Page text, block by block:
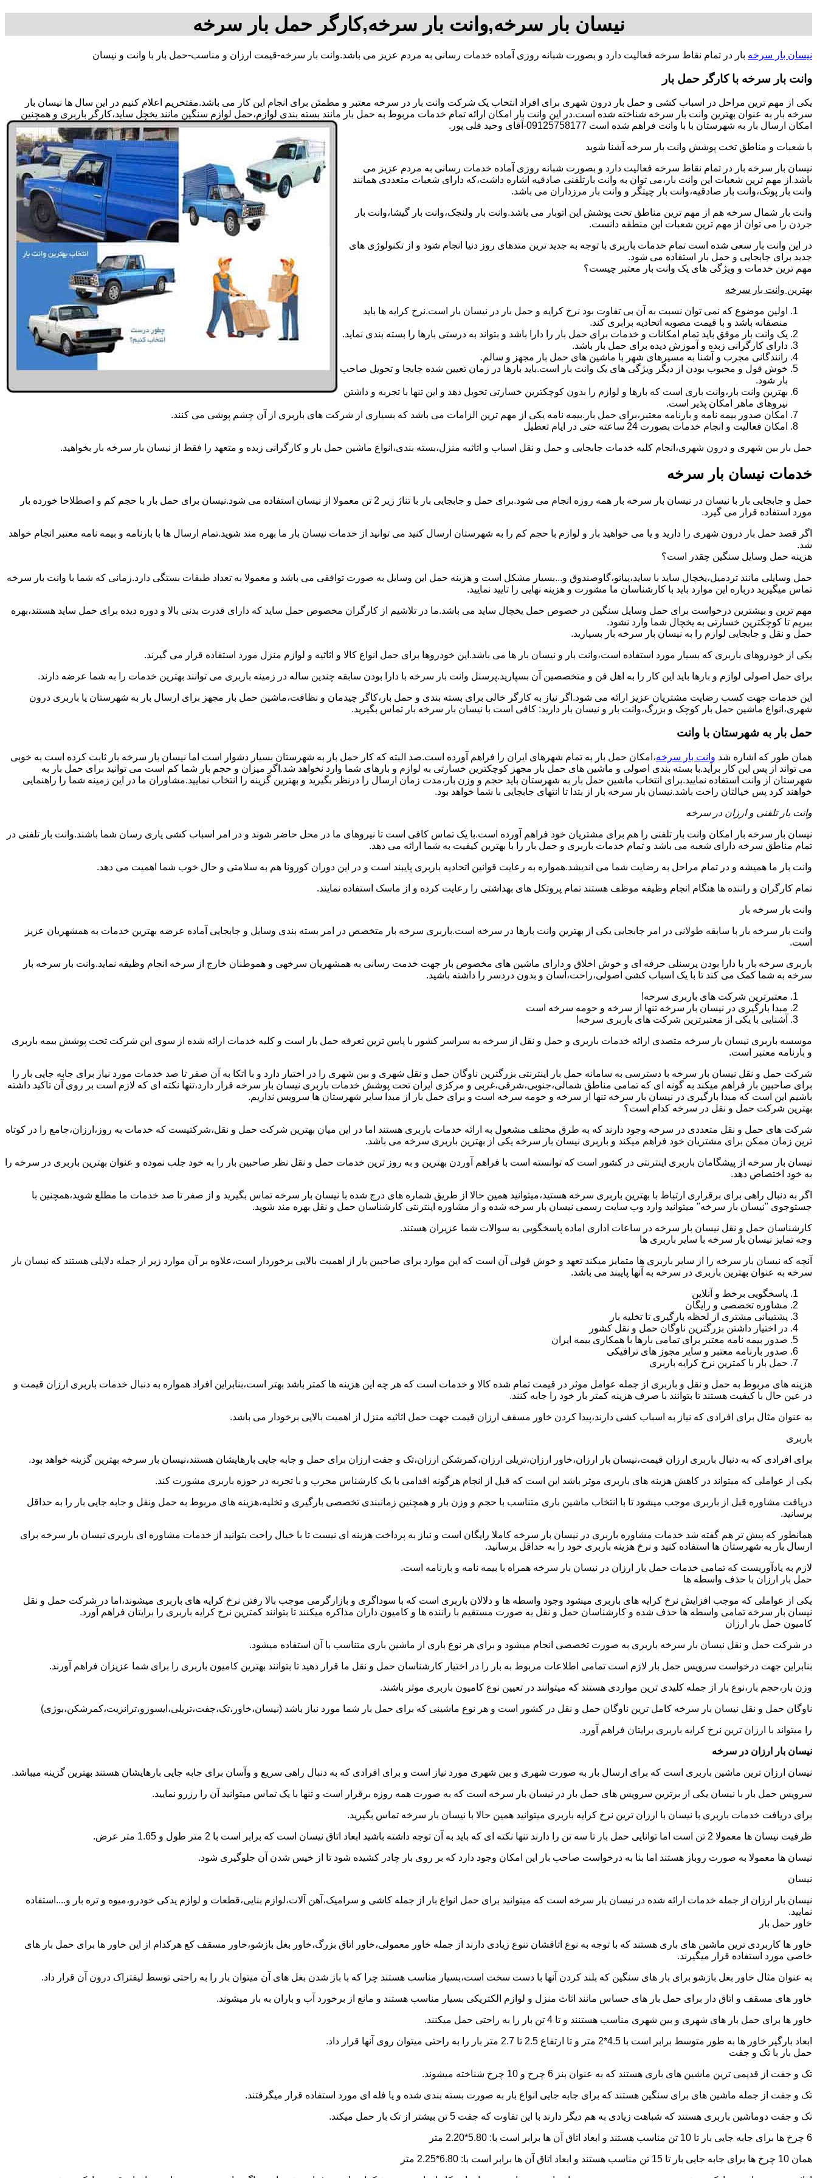
نیسان بار سرخه,وانت بار سرخه,کارگر حمل بار سرخه
نیسان بار سرخه بار در تمام نقاط سرخه فعالیت دارد و بصورت شبانه روزی آماده خدمات رسانی به مردم عزیز می باشد.وانت بار سرخه-قیمت ارزان و مناسب-حمل بار با وانت و نیسان
وانت بار سرخه با کارگر حمل بار
یکی از مهم ترین مراحل در اسباب کشی و حمل بار درون شهری برای افراد انتخاب یک شرکت وانت بار در سرخه معتبر و مطمئن برای انجام این کار می باشد.مفتخریم اعلام کنیم در این سال ها نیسان بار
سرخه بار به عنوان بهترین وانت بار سرخه شناخته شده است.در این وانت بار امکان ارائه تمام خدمات مربوط به حمل بار مانند بسته بندی لوازم،حمل لوازم سنگین مانند یخچل ساید،کارگر باربری و همچنین
امکان ارسال بار به شهرستان با با وانت فراهم شده است 09125758177-آقای وحید قلی پور.
با شعبات و مناطق تخت پوشش وانت بار سرخه آشنا شوید
نیسان بار سرخه بار در تمام نقاط سرخه فعالیت دارد و بصورت شبانه روزی آماده خدمات رسانی به مردم عزیز می
باشد.از مهم ترین شعبات این وانت بار،می توان به وانت بارتلفنی صادقیه اشاره داشت،که دارای شعبات متعددی همانند
وانت بار پونک،وانت بار صادقیه،وانت بار چیتگر و وانت بار مرزداران می باشد.
وانت بار شمال سرخه هم از مهم ترین مناطق تحت پوشش این اتوبار می باشد.وانت بار ولنجک،وانت بار گیشا،وانت بار
جردن را می توان از مهم ترین شعبات این منطقه دانست.
در این وانت بار سعی شده است تمام خدمات باربری با توجه به جدید ترین متدهای روز دنیا انجام شود و از تکنولوژی های
جدید برای جابجایی و حمل بار استفاده می شود.
مهم ترین خدمات و ویژگی های یک وانت بار معتبر چیست؟
بهترین وانت بار سرخه
اولین موضوع که نمی توان نسبت به آن بی تفاوت بود نرخ کرایه و حمل بار در نیسان بار است.نرخ کرایه ها باید
منصفانه باشد و با قیمت مصوبه اتحادیه برابری کند.
یک وانت بار موفق باید تمام امکانات و خدمات برای حمل بار را دارا باشد و بتواند به درستی بارها را بسته بندی نماید.
دارای کارگرانی زبده و آموزش دیده برای حمل بار باشد.
رانندگانی مجرب و آشنا به مسیرهای شهر با ماشین های حمل بار مجهز و سالم.
خوش قول و محبوب بودن از دیگر ویژگی های یک وانت بار است.باید بارها در زمان تعیین شده جابجا و تحویل صاحب
بار شود.
بهترین وانت بار،وانت باری است که بارها و لوازم را بدون کوچکترین خسارتی تحویل دهد و این تنها با تجربه و داشتن
نیروهای ماهر امکان پذیر است.
امکان صدور بیمه نامه و بارنامه معتبر،برای حمل بار.بیمه نامه یکی از مهم ترین الزامات می باشد که بسیاری از شرکت های باربری از آن چشم پوشی می کنند.
امکان فعالیت و انجام خدمات بصورت 24 ساعته حتی در ایام تعطیل
حمل بار بین شهری و درون شهری،انجام کلیه خدمات جابجایی و حمل و نقل اسباب و اثاثیه منزل،بسته بندی،انواع ماشین حمل بار و کارگرانی زبده و متعهد را فقط از نیسان بار سرخه بار بخواهید.
خدمات نیسان بار سرخه
حمل و جابجایی بار با نیسان در نیسان بار سرخه بار همه روزه انجام می شود.برای حمل و جابجایی بار با تناژ زیر 2 تن معمولا از نیسان استفاده می شود.نیسان برای حمل بار با حجم کم و اصطلاحا خورده بار
مورد استفاده قرار می گیرد.
اگر قصد حمل بار درون شهری را دارید و یا می خواهید بار و لوازم با حجم کم را به شهرستان ارسال کنید می توانید از خدمات نیسان بار ما بهره مند شوید.تمام ارسال ها با بارنامه و بیمه نامه معتبر انجام خواهد
شد.
هزینه حمل وسایل سنگین چقدر است؟
حمل وسایلی مانند تردمیل،یخچال ساید با ساید،پیانو،گاوصندوق و...بسیار مشکل است و هزینه حمل این وسایل به صورت توافقی می باشد و معمولا به تعداد طبقات بستگی دارد.زمانی که شما با وانت بار سرخه
تماس میگیرید درباره این موارد باید با کارشناسان ما مشورت و هزینه نهایی را تایید نمایید.
مهم ترین و بیشترین درخواست برای حمل وسایل سنگین در خصوص حمل یخچال ساید می باشد.ما در تلاشیم از کارگران مخصوص حمل ساید که دارای قدرت بدنی بالا و دوره دیده برای حمل ساید هستند،بهره
ببریم تا کوچکترین خسارتی به یخچال شما وارد نشود.
حمل و نقل و جابجایی لوازم را به نیسان بار سرخه بار بسپارید.
یکی از خودروهای باربری که بسیار مورد استفاده است،وانت بار و نیسان بار ها می باشد.این خودروها برای حمل انواع کالا و اثاثیه و لوازم منزل مورد استفاده قرار می گیرند.
برای حمل اصولی لوازم و بارها باید این کار را به اهل فن و متخصصین آن بسپارید.پرسنل وانت بار سرخه با دارا بودن سابقه چندین ساله در زمینه باربری می توانند بهترین خدمات را به شما عرضه دارند.
این خدمات جهت کسب رضایت مشتریان عزیز ارائه می شود.اگر نیاز به کارگر خالی برای بسته بندی و حمل بار،کاگر چیدمان و نظافت،ماشین حمل بار مجهز برای ارسال بار به شهرستان یا باربری درون
شهری،انواع ماشین حمل بار کوچک و بزرگ،وانت بار و نیسان بار دارید: کافی است با نیسان بار سرخه بار تماس بگیرید.
حمل بار به شهرستان با وانت
همان طور که اشاره شد وانت بار سرخه،امکان حمل بار به تمام شهرهای ایران را فراهم آورده است.صد البته که کار حمل بار به شهرستان بسیار دشوار است اما نیسان بار سرخه بار ثابت کرده است به خوبی
می تواند از پس این کار برآید.با بسته بندی اصولی و ماشین های حمل بار مجهز کوچکترین خسارتی به لوازم و بارهای شما وارد نخواهد شد.اگر میزان و حجم بار شما کم است می توانید برای حمل بار به
شهرستان از وانت استفاده نمایید.برای انتخاب ماشین حمل بار به شهرستان باید حجم و وزن بار،مدت زمان ارسال را درنظر بگیرید و بهترین گزینه را انتخاب نمایید.مشاوران ما در این زمینه شما را راهنمایی
خواهند کرد پس خیالتان راحت باشد.نیسان بار سرخه بار از بتدا تا انتهای جابجایی با شما خواهد بود.
وانت بار تلفنی و ارزان در سرخه
نیسان بار سرخه بار امکان وانت بار تلفنی را هم برای مشتریان خود فراهم آورده است.با یک تماس کافی است تا نیروهای ما در محل حاضر شوند و در امر اسباب کشی یاری رسان شما باشند.وانت بار تلفنی در
تمام مناطق سرخه دارای شعبه می باشد و تمام خدمات باربری و حمل بار را با بهترین کیفیت به شما ارائه می دهد.
وانت بار ما همیشه و در تمام مراحل به رضایت شما می اندیشد.همواره به رعایت قوانین اتحادیه باربری پایبند است و در این دوران کورونا هم به سلامتی و حال خوب شما اهمیت می دهد.
تمام کارگران و راننده ها هنگام انجام وظیفه موظف هستند تمام پروتکل های بهداشتی را رعایت کرده و از ماسک استفاده نمایند.
وانت بار سرخه بار
وانت بار سرخه بار با سابقه طولانی در امر جابجایی یکی از بهترین وانت بارها در سرخه است.باربری سرخه بار متخصص در امر بسته بندی وسایل و جابجایی آماده عرضه بهترین خدمات به همشهریان عزیز
است.
باربری سرخه بار با دارا بودن پرسنلی حرفه ای و خوش اخلاق و دارای ماشین های مخصوص بار جهت خدمت رسانی به همشهریان سرخهی و هموطنان خارج از سرخه انجام وظیفه نماید.وانت بار سرخه بار
سرخه به شما کمک می کند تا با یک اسباب کشی اصولی،راحت،آسان و بدون دردسر را داشته باشید.
معتبرترین شرکت های باربری سرخه!
مبدا بارگیری در نیسان بار سرخه تنها از سرخه و حومه سرخه است
آشنایی با یکی از معتبرترین شرکت های باربری سرخه!
موسسه باربری نیسان بار سرخه متصدی ارائه خدمات باربری و حمل و نقل از سرخه به سراسر کشور با پایین ترین تعرفه حمل بار است و کلیه خدمات ارائه شده از سوی این شرکت تحت پوشش بیمه باربری
و بارنامه معتبر است.
شرکت حمل و نقل نیسان بار سرخه با دسترسی به سامانه حمل بار اینترنتی بزرگترین ناوگان حمل و نقل شهری و بین شهری را در اختیار دارد و با اتکا به آن صفر تا صد خدمات مورد نیاز برای جابه جایی بار را
برای صاحبین بار فراهم میکند به گونه ای که تمامی مناطق شمالی،جنوبی،شرقی،غربی و مرکزی ایران تحت پوشش خدمات باربری نیسان بار سرخه قرار دارد،تنها نکته ای که لازم است بر روی آن تاکید داشته
باشیم این است که مبدا بارگیری در نیسان بار سرخه تنها از سرخه و حومه سرخه است و برای حمل بار از مبدا سایر شهرستان ها سرویس نداریم.
بهترین شرکت حمل و نقل در سرخه کدام است؟
شرکت های حمل و نقل متعددی در سرخه وجود دارند که به طرق مختلف مشغول به ارائه خدمات باربری هستند اما در این میان بهترین شرکت حمل و نقل،شرکتیست که خدمات به روز،ارزان،جامع را در کوتاه
ترین زمان ممکن برای مشتریان خود فراهم میکند و باربری نیسان بار سرخه یکی از بهترین باربری سرخه می باشد.
نیسان بار سرخه از پیشگامان باربری اینترنتی در کشور است که توانسته است با فراهم آوردن بهترین و به روز ترین خدمات حمل و نقل نظر صاحبین بار را به خود جلب نموده و عنوان بهترین باربری در سرخه را
به خود اختصاص دهد.
اگر به دنبال راهی برای برقراری ارتباط با بهترین باربری سرخه هستید،میتوانید همین حالا از طریق شماره های درج شده با نیسان بار سرخه تماس بگیرید و از صفر تا صد خدمات ما مطلع شوید،همچنین با
جستوجوی "نیسان بار سرخه" میتوانید وارد وب سایت رسمی نیسان بار سرخه شده و از مشاوره اینترنتی کارشناسان حمل و نقل بهره مند شوید.
کارشناسان حمل و نقل نیسان بار سرخه در ساعات اداری اماده پاسخگویی به سوالات شما عزیران هستند.
وجه تمایز نیسان بار سرخه با سایر باربری ها
آنچه که نیسان بار سرخه را از سایر باربری ها متمایز میکند تعهد و خوش قولی آن است که این موارد برای صاحبین بار از اهمیت بالایی برخوردار است،علاوه بر آن موارد زیر از جمله دلایلی هستند که نیسان بار
سرخه به عنوان بهترین باربری در سرخه به آنها پایبند می باشد.
پاسخگویی برخط و آنلاین
مشاوره تخصصی و رایگان
پشتیبانی مشتری از لحظه بارگیری تا تخلیه بار
در اختیار داشتن بزرگترین ناوگان حمل و نقل کشور
صدور بیمه نامه معتبر برای تمامی بارها با همکاری بیمه ایران
صدور بارنامه معتبر و سایر مجوز های ترافیکی
حمل بار با کمترین نرخ کرایه باربری
هزینه های مربوط به حمل و نقل و باربری از جمله عوامل موثر در قیمت تمام شده کالا و خدمات است که هر چه این هزینه ها کمتر باشد بهتر است،بنابراین افراد همواره به دنبال خدمات باربری ارزان قیمت و
در عین حال با کیفیت هستند تا بتوانند با صرف هزینه کمتر بار خود را جابه کنند.
به عنوان مثال برای افرادی که نیاز به اسباب کشی دارند،پیدا کردن خاور مسقف ارزان قیمت جهت حمل اثاثیه منزل از اهمیت بالایی برخودار می باشد.
باربری
برای افرادی که به دنبال باربری ارزان قیمت،نیسان بار ارزان،خاور ارزان،تریلی ارزان،کمرشکن ارزان،تک و جفت ارزان برای حمل و جابه جایی بارهایشان هستند،نیسان بار سرخه بهترین گزینه خواهد بود.
یکی از عواملی که میتواند در کاهش هزینه های باربری موثر باشد این است که قبل از انجام هرگونه اقدامی با یک کارشناس مجرب و با تجربه در حوزه باربری مشورت کند.
دریافت مشاوره قبل از باربری موجب میشود تا با انتخاب ماشین باری متناسب با حجم و وزن بار و همچنین زمانبندی تخصصی بارگیری و تخلیه،هزینه های مربوط به حمل ونقل و جابه جایی بار را به حداقل
برسانید.
همانطور که پیش تر هم گفته شد خدمات مشاوره باربری در نیسان بار سرخه کاملا رایگان است و نیاز به پرداخت هزینه ای نیست تا با خیال راحت بتوانید از خدمات مشاوره ای باربری نیسان بار سرخه برای
ارسال بار به شهرستان ها استفاده کنید و نرخ هزینه باربری خود را به حداقل برسانید.
لازم به یادآوریست که تمامی خدمات حمل بار ارزان در نیسان بار سرخه همراه با بیمه نامه و بارنامه است.
حمل بار ارزان با حذف واسطه ها
یکی از عواملی که موجب افزایش نرخ کرایه های باربری میشود وجود واسطه ها و دلالان باربری است که با سوداگری و بازارگرمی موجب بالا رفتن نرخ کرایه های باربری میشوند،اما در شرکت حمل و نقل
نیسان بار سرخه تمامی واسطه ها حذف شده و کارشناسان حمل و نقل به صورت مستقیم با راننده ها و کامیون داران مذاکره میکنند تا بتوانند کمترین نرخ کرایه باربری را برایتان فراهم آورد.
کامیون حمل بار ارزان
در شرکت حمل و نقل نیسان بار سرخه باربری به صورت تخصصی انجام میشود و برای هر نوع باری از ماشین باری متناسب با آن استفاده میشود.
بنابراین جهت درخواست سرویس حمل بار لازم است تمامی اطلاعات مربوط به بار را در اختیار کارشناسان حمل و نقل ما قرار دهید تا بتوانند بهترین کامیون باربری را برای شما عزیزان فراهم آورند.
وزن بار،حجم بار،نوع بار از جمله کلیدی ترین مواردی هستند که میتوانند در تعیین نوع کامیون باربری موثر باشند.
ناوگان حمل و نقل نیسان بار سرخه کامل ترین ناوگان حمل و نقل در کشور است و هر نوع ماشینی که برای حمل بار شما مورد نیاز باشد (نیسان،خاور،تک،جفت،تریلی،ایسوزو،ترانزیت،کمرشکن،بوژی)
را میتواند با ارزان ترین نرخ کرایه باربری برایتان فراهم آورد.
نیسان بار ارزان در سرخه
نیسان ارزان ترین ماشین باربری است که برای ارسال بار به صورت شهری و بین شهری مورد نیاز است و برای افرادی که به دنبال راهی سریع و وآسان برای جابه جایی بارهایشان هستند بهترین گزینه میباشد.
سرویس حمل بار با نیسان یکی از برترین سرویس های حمل بار در نیسان بار سرخه است که به صورت همه روزه برقرار است و تنها با یک تماس میتوانید آن را رزرو نمایید.
برای دریافت خدمات باربری با نیسان با ارزان ترین نرخ کرایه باربری میتوانید همین حالا با نیسان بار سرخه تماس بگیرید.
ظرفیت نیسان ها معمولا 2 تن است اما توانایی حمل بار تا سه تن را دارند تنها نکته ای که باید به آن توجه داشته باشید ابعاد اتاق نیسان است که برابر است با 2 متر طول و 1.65 متر عرض.
نیسان ها معمولا به صورت روباز هستند اما بنا به درخواست صاحب بار این امکان وجود دارد که بر روی بار چادر کشیده شود تا از خیس شدن آن جلوگیری شود.
نیسان
نیسان بار ارزان از جمله خدمات ارائه شده در نیسان بار سرخه است که میتوانید برای حمل انواع بار از جمله کاشی و سرامیک،آهن آلات،لوازم بنایی،قطعات و لوازم یدکی خودرو،میوه و تره بار و....استفاده
نمایید.
خاور حمل بار
خاور ها کاربردی ترین ماشین های باری هستند که با توجه به نوع اتاقشان تنوع زیادی دارند از جمله خاور معمولی،خاور اتاق بزرگ،خاور بغل بازشو،خاور مسقف کع هرکدام از این خاور ها برای حمل بار های
خاصی مورد استفاده قرار میگیرند.
به عنوان مثال خاور بغل بازشو برای بار های سنگین که بلند کردن آنها با دست سخت است،بسیار مناسب هستند چرا که با باز شدن بغل های آن میتوان بار را به راحتی توسط لیفتراک درون آن قرار داد.
خاور های مسقف و اتاق دار برای حمل بار های حساس مانند اثاث منزل و لوازم الکتریکی بسیار مناسب هستند و مانع از برخورد آب و باران به بار میشوند.
خاور ها برای حمل بار های شهری و بین شهری مناسب هستنند و تا 4 تن بار را به راحتی حمل میکنند.
ابعاد بارگیر خاور ها به طور متوسط برابر است با 4.5*2 متر و تا ارتفاع 2.5 تا 2.7 متر بار را به راحتی میتوان روی آنها قرار داد.
حمل بار با تک و جفت
تک و جفت از قدیمی ترین ماشین های باری هستند که به عنوان بنز 6 چرخ و 10 چرخ شناخته میشوند.
تک و جفت از جمله ماشین های برای سنگین هستند که برای جابه جایی انواع بار به صورت بسته بندی شده و یا فله ای مورد استفاده قرار میگرفتند.
تک و جفت دوماشین باربری هستند که شباهت زیادی به هم دیگر دارند با این تفاوت که جفت 5 تن بیشتر از تک بار حمل میکند.
6 چرخ ها برای جابه جایی بار تا 10 تن مناسب هستند و ابعاد اتاق آن ها برابر است با: 5.80*2.20 متر
همان 10 چرخ ها برای جابه جایی بار تا 15 تن مناسب هستند و ابعاد اتاق آن ها برابر است با: 6.80*2.25 متر